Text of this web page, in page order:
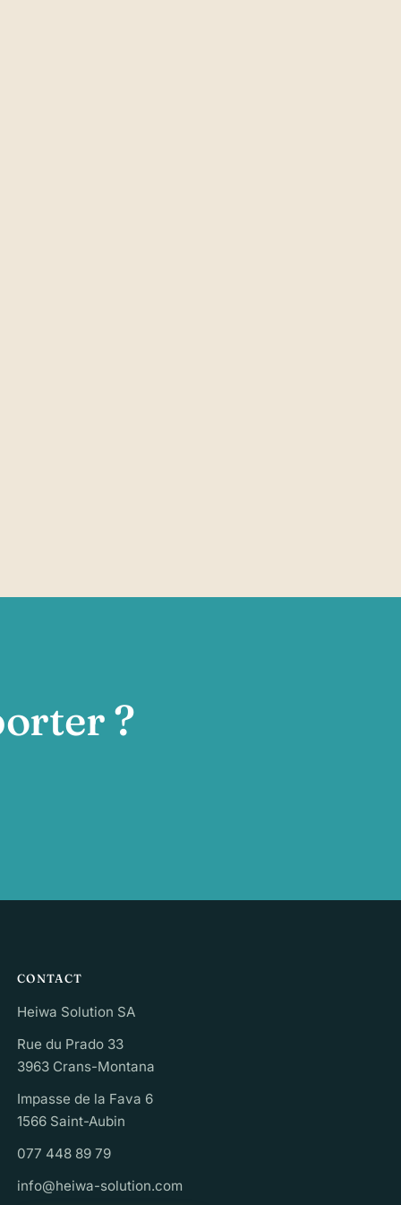
?
CONTACT
Heiwa Solution SA
Rue du Prado 33
3963 Crans-Montana
Impasse de la Fava 6
1566 Saint-Aubin
077 448 89 79
info@heiwa-solution.com